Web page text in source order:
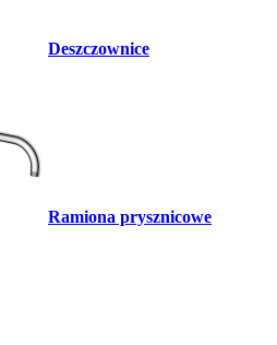
Deszczownice
Ramiona prysznicowe